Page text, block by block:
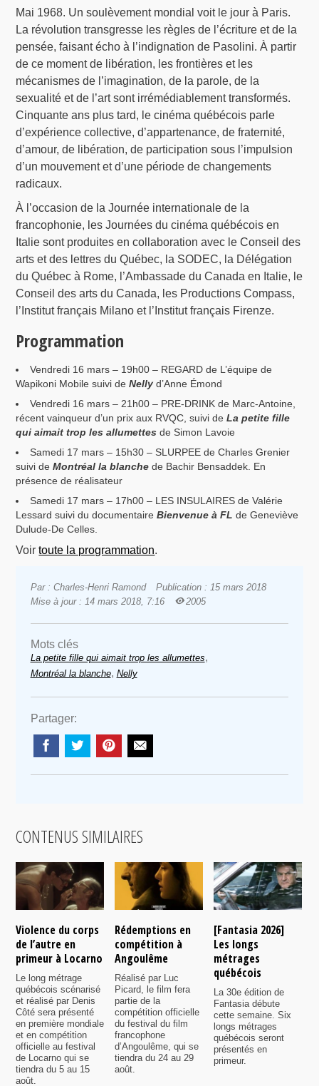
Mai 1968. Un soulèvement mondial voit le jour à Paris.
La révolution transgresse les règles de l’écriture et de la
pensée, faisant écho à l’indignation de Pasolini. À partir
de ce moment de libération, les frontières et les
mécanismes de l’imagination, de la parole, de la
sexualité et de l’art sont irrémédiablement transformés.
Cinquante ans plus tard, le cinéma québécois parle
d’expérience collective, d’appartenance, de fraternité,
d’amour, de libération, de participation sous l’impulsion
d’un mouvement et d’une période de changements
radicaux.
À l’occasion de la Journée internationale de la
francophonie, les Journées du cinéma québécois en
Italie sont produites en collaboration avec le Conseil des
arts et des lettres du Québec, la SODEC, la Délégation
du Québec à Rome, l’Ambassade du Canada en Italie, le
Conseil des arts du Canada, les Productions Compass,
l’Institut français Milano et l’Institut français Firenze.
Programmation
Vendredi 16 mars – 19h00 – REGARD de L’équipe de
Wapikoni Mobile suivi deNelly d’Anne Émond
Vendredi 16 mars – 21h00 – PRE-DRINK de Marc-Antoine,
récent vainqueur d’un prix aux RVQC, suivi deLa petite fille
qui aimait trop les allumettes de Simon Lavoie
Samedi 17 mars – 15h30 – SLURPEE de Charles Grenier
suivi deMontréal la blanche de Bachir Bensaddek. En
présence de réalisateur
Samedi 17 mars – 17h00 – LES INSULAIRES de Valérie
Lessard suivi du documentaireBienvenue à FL de Geneviève
Dulude-De Celles.
Voirtoute la programmation.
Par : Charles-Henri Ramond
Publication : 15 mars 2018
Mise à jour : 14 mars 2018, 7:16
2005
Mots clés
La petite fille qui aimait trop les allumettes,
Montréal la blanche, Nelly
Partager:
CONTENUS SIMILAIRES
Violence du corps
de l’autre en
primeur à Locarno
Le long métrage
québécois scénarisé
et réalisé par Denis
Côté sera présenté
en première mondiale
et en compétition
officielle au festival
de Locarno qui se
tiendra du 5 au 15
août.
Rédemptions en
compétition à
Angoulême
Réalisé par Luc
Picard, le film fera
partie de la
compétition officielle
du festival du film
francophone
d’Angoulême, qui se
tiendra du 24 au 29
août.
[Fantasia 2026]
Les longs
métrages
québécois
La 30e édition de
Fantasia débute
cette semaine. Six
longs métrages
québécois seront
présentés en
primeur.